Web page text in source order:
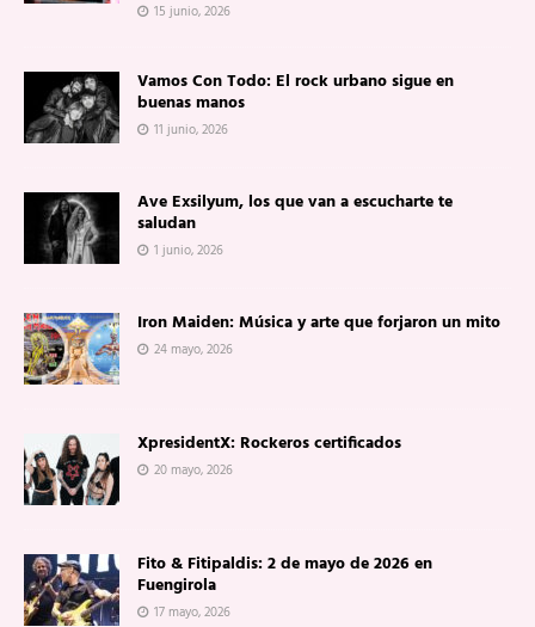
15 junio, 2026
Vamos Con Todo: El rock urbano sigue en
buenas manos
11 junio, 2026
Ave Exsilyum, los que van a escucharte te
saludan
1 junio, 2026
Iron Maiden: Música y arte que forjaron un mito
24 mayo, 2026
XpresidentX: Rockeros certificados
20 mayo, 2026
Fito & Fitipaldis: 2 de mayo de 2026 en
Fuengirola
17 mayo, 2026